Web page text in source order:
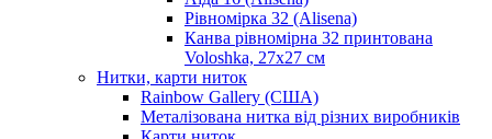
Рівномірка 32 (Alisena)
Канва рівномірна 32 принтована
Voloshka, 27х27 см
Нитки, карти ниток
Rainbow Gallery (США)
Металізована нитка від різних виробників